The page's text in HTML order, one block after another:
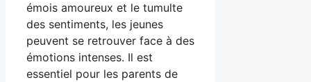
émois amoureux et le tumulte
des sentiments, les jeunes
peuvent se retrouver face à des
émotions intenses. Il est
essentiel pour les parents de